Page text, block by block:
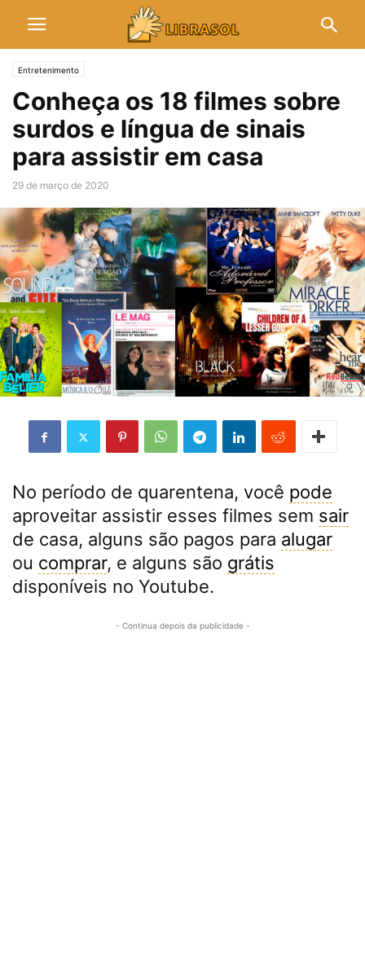
Entretenimento
Conheça os 18 filmes sobre
surdos e língua de sinais
para assistir em casa
29 de março de 2020
No período de quarentena, você pode
aproveitar assistir esses filmes sem sair
de casa, alguns são pagos para alugar
ou comprar, e alguns são grátis
disponíveis no Youtube.
- Continua depois da publicidade -